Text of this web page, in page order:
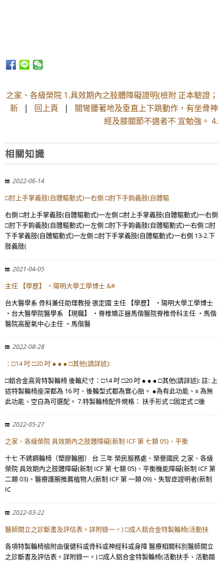
之家、各級榮院 1.具效期內之肢體障礙證明(檢附 正本驗證；
新 | 回上頁 | 關彎腰著地及垂直上下跳動作，有坐骨神
經及膝關節不適者不 宜勉強。 4.
相關知識
2022-06-14
□肘上手掌義肢(自體驅動式)一右側 □肘下手鉤義肢(自體驅
右側 □肘上手掌義肢(自體驅動式)一左側 □肘上手掌義肢(自體驅動式)一右側
□肘下手鉤義肢(自體驅動式)一左側 □肘下手鉤義肢(自體驅動式)一右側 □肘
下手掌義肢(自體驅動式)一左側 □肘下手掌義肢(自體驅動式)一右側 13-2.下
肢義肢(
2021-04-05
主任 【學歷】 ・陽明大學工學博士 &#
台大醫學系 骨科兼任助理教授 張定國 主任 【學歷】 ・陽明大學工學博士
・台大醫學院醫學系 【現職】 ・脊椎矯正器馬偕醫院脊椎骨科主任 ・馬偕
醫院高壓氧中心主任 ・馬偕醫
2022-08-28
：□14 吋 □20 吋 ● ● ● □其他(請詳述):
□鋁合金高背特製輪椅 後輪尺寸：□14 吋 □20 吋 ● ● ● □其他(請詳述): 註: 上
述特製輪椅座深都為 16 吋、後輪型式都為實心胎。 ●為有此功能、x 為無
此功能、空白為可選配。 7.特製輪椅配件規格： 扶手形式 □固定式 □後
2022-05-27
之家、各級榮院 具效期內之肢體障礙(新制 ICF 第 七類 05)、平衡
十七 不銹鋼輪椅（塑膠輪圈） 台 三年 榮民服務處、榮譽國民 之家、各級
榮院 具效期內之肢體障礙(新制 ICF 第 七類 05)、平衡機能障礙(新制 ICF 第
二類 03)、醫療護腕推薦植物人(新制 ICF 第 一類 09)、失智症證明者(新制
IC
2022-03-22
醫師開立之診斷書及評估表。詳附錄一。) □成人鋁合金特製輪椅(活動扶
各項特製輪椅檢附由復健科或骨科或神經科或身障 醫療相關科別醫師開立
之診斷書及評估表。詳附錄一。) □成人鋁合金特製輪椅(活動扶手、活動踏